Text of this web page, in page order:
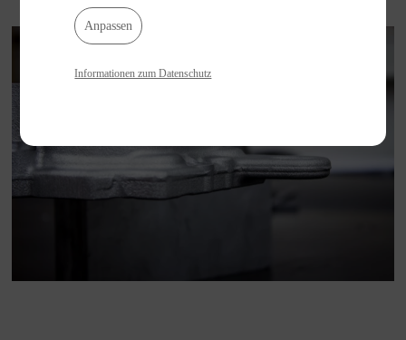
Anpassen
Informationen zum Datenschutz